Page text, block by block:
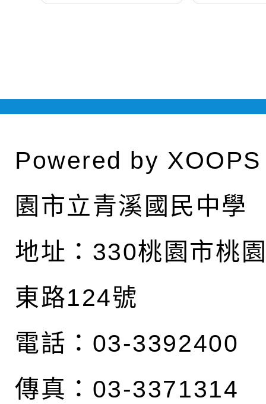
Powered by XOOPS
園市立青溪國民中學
地址： 330桃園市桃
東路124號
電話：03-3392400
傳真：03-3371314